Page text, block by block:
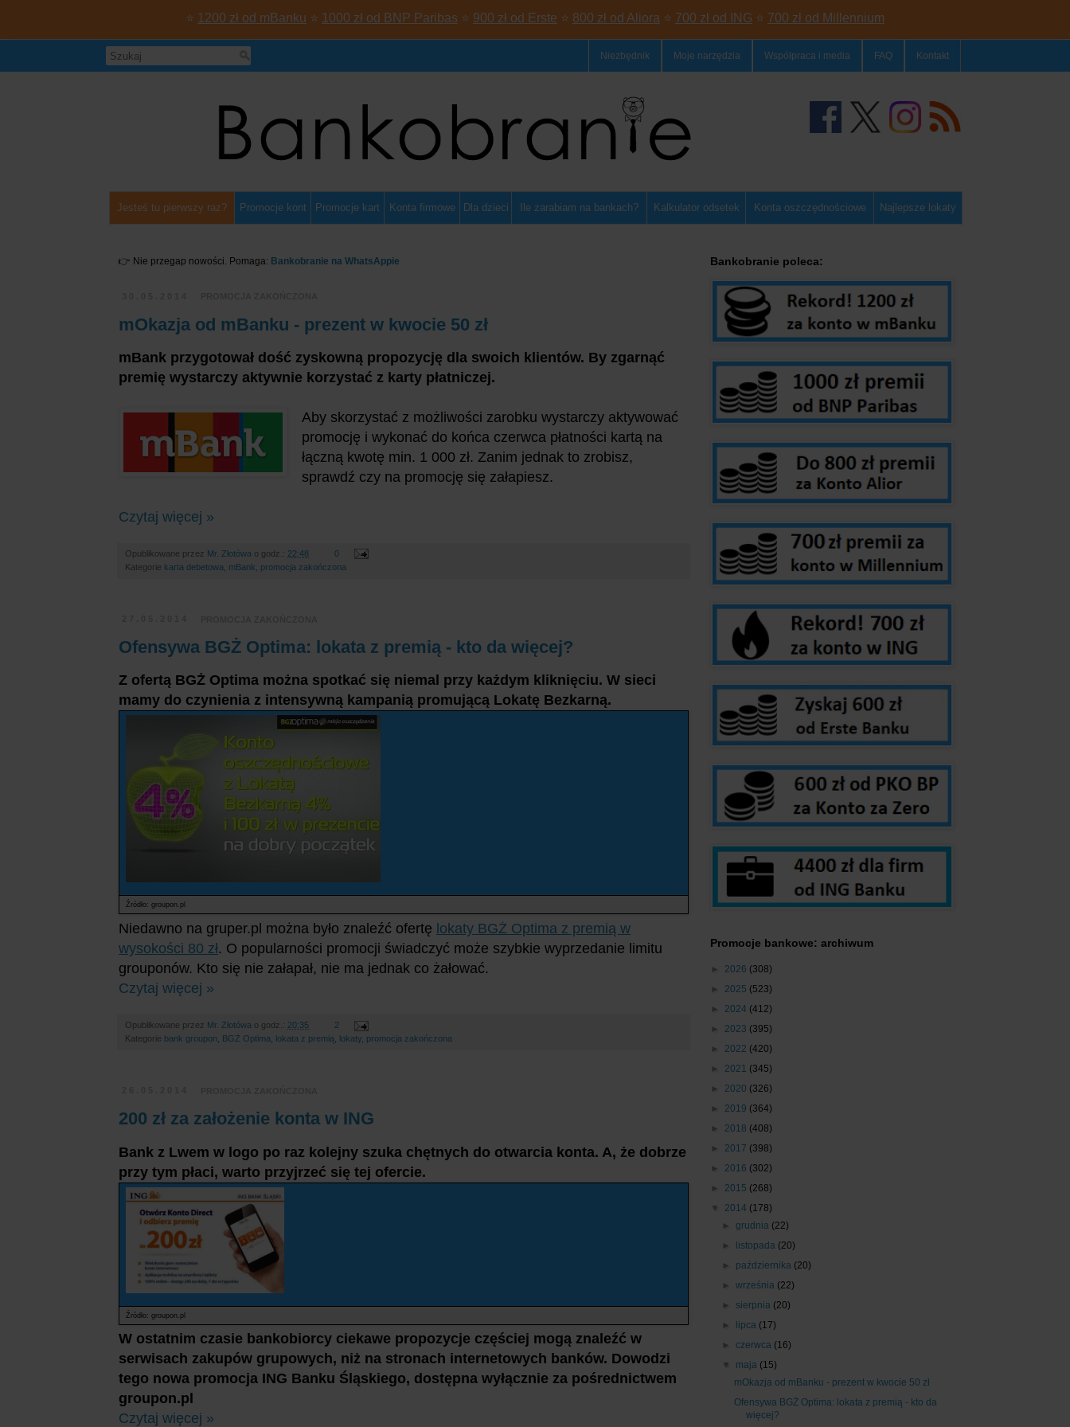
⭐ 1200 zł od mBanku ⭐ 1000 zł od BNP Paribas ⭐ 900 zł od Erste ⭐ 800 zł od Aliora ⭐ 700 zł od ING ⭐ 700 zł od Millennium
Niezbędnik Moje narzędzia Współpraca i media FAQ Kontakt
Jesteś tu pierwszy raz? Promocje kont Promocje kart Konta firmowe Dla dzieci Ile zarabiam na bankach? Kalkulator odsetek Konta oszczędnościowe Najlepsze lokaty
👉 Nie przegap nowości. Pomaga: Bankobranie na WhatsAppie
mOkazja od mBanku - prezent w kwocie 50 zł
mBank przygotował dość zyskowną propozycję dla swoich klientów. By zgarnąć
premię wystarczy aktywnie korzystać z karty płatniczej.
Aby skorzystać z możliwości zarobku wystarczy aktywować
promocję i wykonać do końca czerwca płatności kartą na
łączną kwotę min. 1 000 zł. Zanim jednak to zrobisz,
sprawdź czy na promocję się załapiesz.
Czytaj więcej »
Opublikowane przez Mr. Złotówa o godz.: 22:48
0
Kategorie karta debetowa mBank promocja zakończona
Ofensywa BGŻ Optima: lokata z premią - kto da więcej?
Z ofertą BGŻ Optima można spotkać się niemal przy każdym kliknięciu. W sieci
mamy do czynienia z intensywną kampanią promującą Lokatę Bezkarną.
Źródło: groupon.pl
Niedawno na gruper.pl można było znaleźć ofertę lokaty BGŻ Optima z premią w
wysokości 80 zł. O popularności promocji świadczyć może szybkie wyprzedanie limitu
grouponów. Kto się nie załapał, nie ma jednak co żałować.
Czytaj więcej »
Opublikowane przez Mr. Złotówa o godz.: 20:35
2
Kategorie bank groupon BGŻ Optima lokata z premią lokaty promocja zakończona
200 zł za założenie konta w ING
Bank z Lwem w logo po raz kolejny szuka chętnych do otwarcia konta. A, że dobrze
przy tym płaci, warto przyjrzeć się tej ofercie.
Źródło: groupon.pl
W ostatnim czasie bankobiorcy ciekawe propozycje częściej mogą znaleźć w
serwisach zakupów grupowych, niż na stronach internetowych banków. Dowodzi
tego nowa promocja ING Banku Śląskiego, dostępna wyłącznie za pośrednictwem
groupon.pl
Czytaj więcej »
Bankobranie poleca:
Promocje bankowe: archiwum
► 2026 (308)
► 2025 (523)
► 2024 (412)
► 2023 (395)
► 2022 (420)
► 2021 (345)
► 2020 (326)
► 2019 (364)
► 2018 (408)
► 2017 (398)
► 2016 (302)
► 2015 (268)
▼ 2014 (178)
►grudnia (22)
►
listopada (20)
► października (20)
►września (22)
► sierpnia (20)
►
lipca (17)
►czerwca (16)
▼ maja (15)
mOkazja od mBanku - prezent w kwocie 50 zł
Ofensywa BGŻ Optima: lokata z premią - kto da
więcej?